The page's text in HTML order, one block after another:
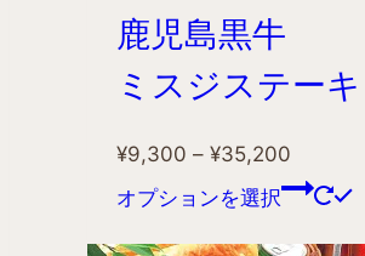
鹿児島黒牛
ミスジステーキ
¥9,300 – ¥35,200
オプションを選択